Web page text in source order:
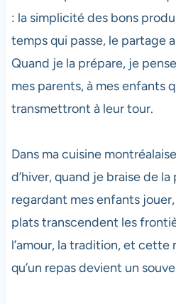
: la simplicité des bons
temps qui passe, le partage
Quand je la prépare, je
mes parents, à mes enfants
transmettront à leur tour.
Dans ma cuisine
d’hiver, quand je braise de
regardant mes enfants
plats transcendent les
l’amour, la tradition, et cette
qu’un repas devient un